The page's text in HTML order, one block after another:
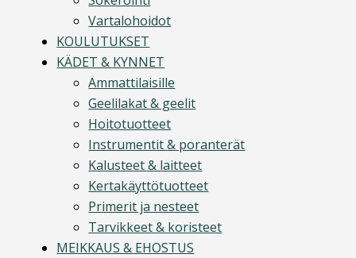
Vartalohoidot
KOULUTUKSET
KÄDET & KYNNET
Ammattilaisille
Geelilakat & geelit
Hoitotuotteet
Instrumentit & poranterät
Kalusteet & laitteet
Kertakäyttötuotteet
Primerit ja nesteet
Tarvikkeet & koristeet
MEIKKAUS & EHOSTUS